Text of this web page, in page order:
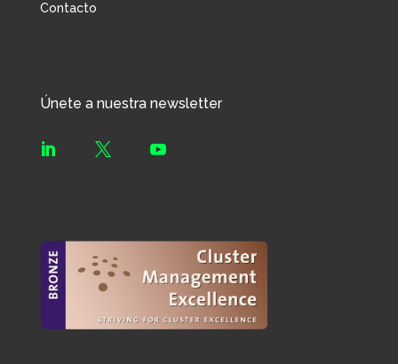
Contacto
Únete a nuestra newsletter
  